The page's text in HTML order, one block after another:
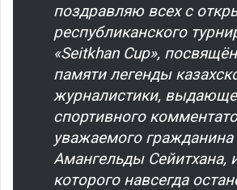
поздравляю всех с
республиканского
«Seitkhan Cup»,
памяти легенды
журналистики,
спортивного
уважаемого гражданина
Амангельды Сейитхана,
которого навсегда